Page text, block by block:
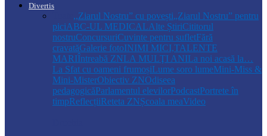
Divertis
,,Ziarul Nostru” cu povești„Ziarul Nostru” pentru
piciABC-UL MEDICALAlte ȘtiriCititorul
nostruConcursuriCuvinte pentru sufletFără
cravatăGalerie fotoINIMI MICI,TALENTE
MARIÎntreabă ZNLA MULŢI ANILa noi acasă la…
La Sfat cu oameni frumoșiLume soro lumeMini-Miss &
Mini-MisterObiectiv ZNOdiseea
pedagogicăParlamentul elevilorPodcastPortrete în
timpReflecțiiReteta ZNȘcoala meaVideo